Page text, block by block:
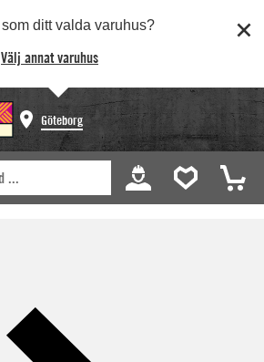
som ditt valda varuhus?
Välj annat varuhus
Göteborg